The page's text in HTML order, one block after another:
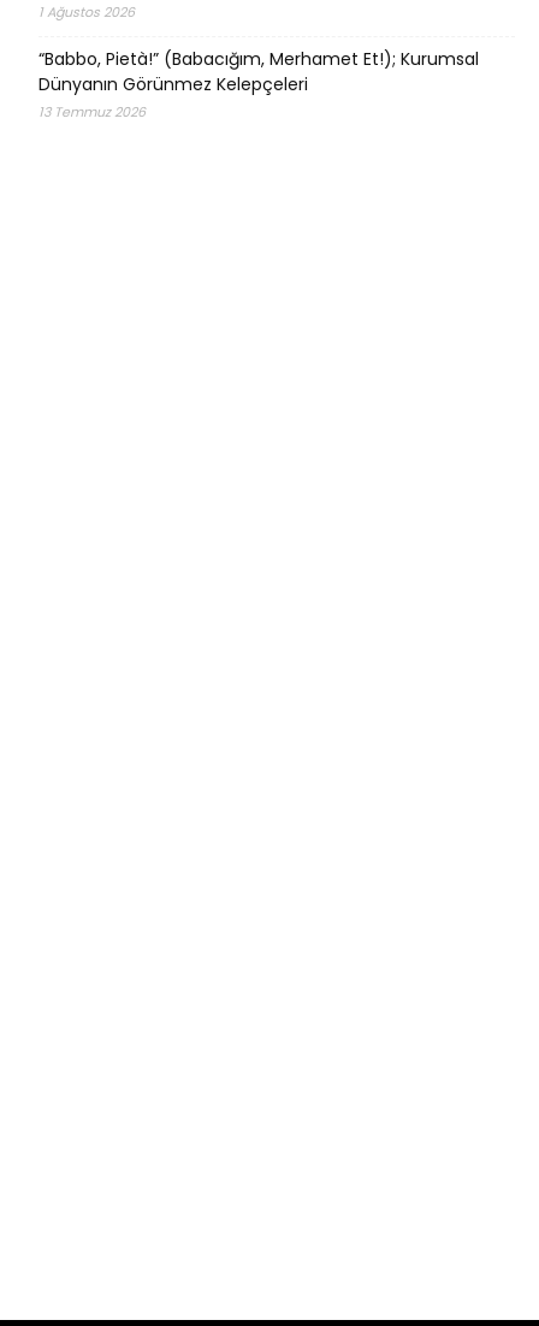
1 Ağustos 2026
“Babbo, Pietà!” (Babacığım, Merhamet Et!); Kurumsal
Dünyanın Görünmez Kelepçeleri
13 Temmuz 2026